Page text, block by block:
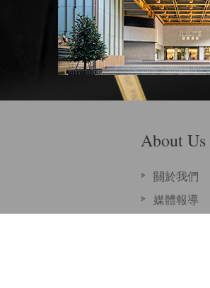
About Us
關於我們
媒體報導